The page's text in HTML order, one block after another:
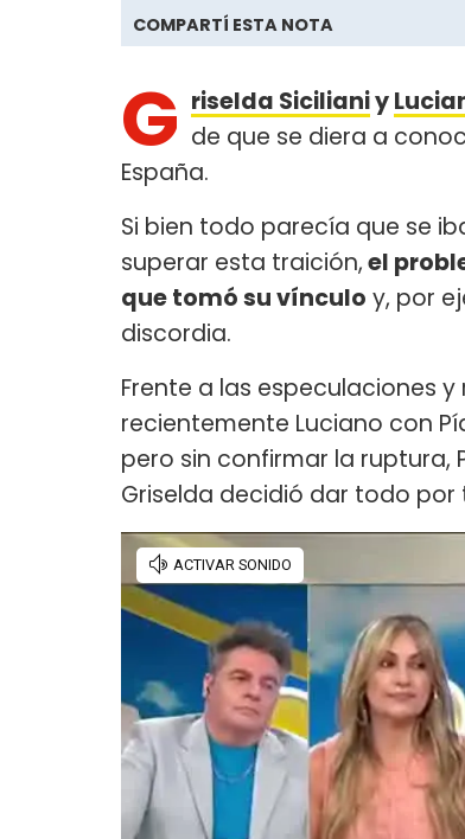
COMPARTÍ ESTA NOTA
G riselda Sicilianiy
de que se diera a
España.
Si bien todo parecía que se
superar esta traición,el
que tomó su vínculo y, por
discordia.
Frente a las especulaciones
recientemente Luciano con
pero sin confirmar la ruptura,
Griselda decidió dar todo por